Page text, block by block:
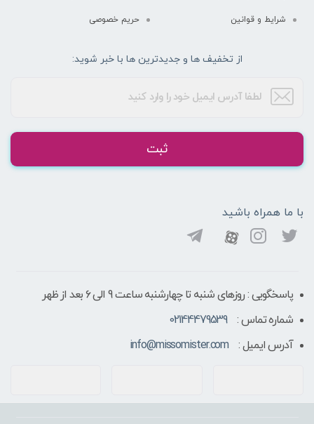
شرایط و قوانین حریم خصوصی
از تخفیف ها و جدیدترین ها با خبر شوید:
ثبت
با ما همراه باشید
پاسخگویی : روزهای شنبه تا چهارشنبه ساعت 9 الی ۶ بعد از ظهر
شماره تماس :
02144479539
آدرس ایمیل :
info@missomister.com